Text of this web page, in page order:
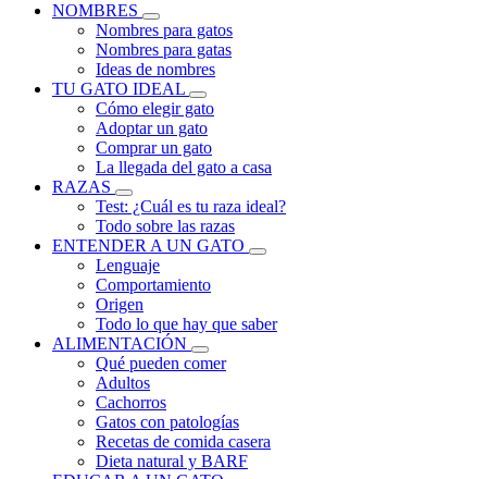
NOMBRES
Nombres para gatos
Nombres para gatas
Ideas de nombres
TU GATO IDEAL
Cómo elegir gato
Adoptar un gato
Comprar un gato
La llegada del gato a casa
RAZAS
Test: ¿Cuál es tu raza ideal?
Todo sobre las razas
ENTENDER A UN GATO
Lenguaje
Comportamiento
Origen
Todo lo que hay que saber
ALIMENTACIÓN
Qué pueden comer
Adultos
Cachorros
Gatos con patologías
Recetas de comida casera
Dieta natural y BARF